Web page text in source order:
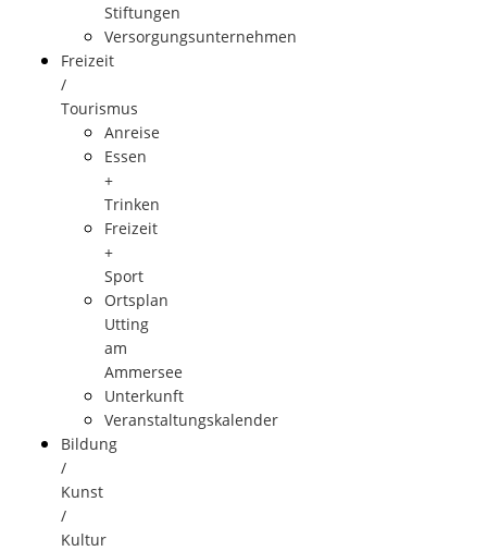
Stiftungen
Versorgungsunternehmen
Freizeit
/
Tourismus
Anreise
Essen
+
Trinken
Freizeit
+
Sport
Ortsplan
Utting
am
Ammersee
Unterkunft
Veranstaltungskalender
Bildung
/
Kunst
/
Kultur